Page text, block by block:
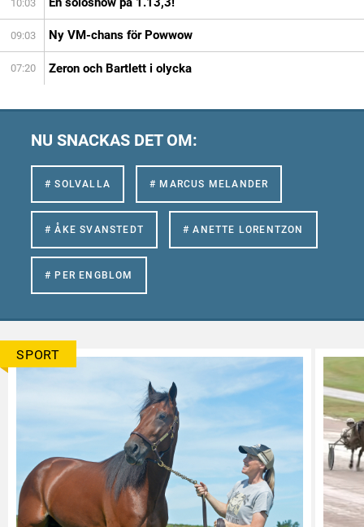
10:03
09:03 Ny VM-chans för Powwow
07:20 Zeron och Bartlett i olycka
NU SNACKAS DET OM:
# SOLVALLA # MARCUS MELANDER
# ÅKE SVANSTEDT # ANETTE LORENTZON
# PER ENGBLOM
SPORT